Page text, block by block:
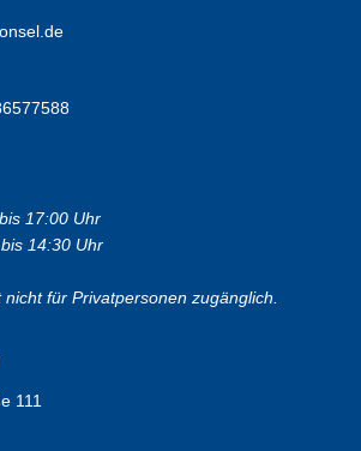
17:00 Uhr
14:30 Uhr
für Privatpersonen zugänglich.
111